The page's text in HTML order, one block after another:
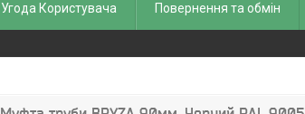
Угода Користувача Повернення та обмін